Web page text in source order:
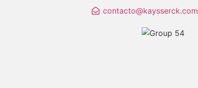
contacto@kaysserck.com